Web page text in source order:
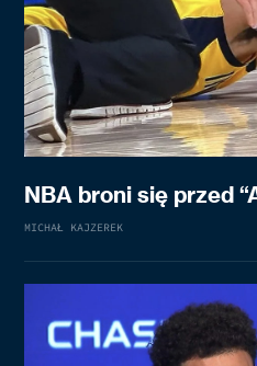
NBA broni się przed
MICHAŁ KAJZEREK